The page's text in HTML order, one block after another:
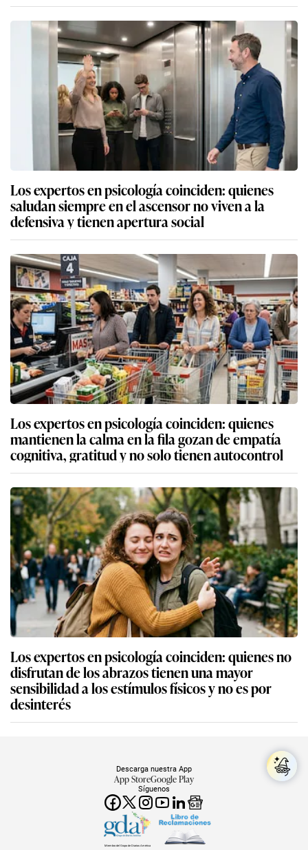
Los expertos en psicología coinciden: quienes
saludan siempre en el ascensor no viven a la
defensiva y tienen apertura social
Los expertos en psicología coinciden: quienes
mantienen la calma en la fila gozan de empatía
cognitiva, gratitud y no solo tienen autocontrol
Los expertos en psicología coinciden: quienes no
disfrutan de los abrazos tienen una mayor
sensibilidad a los estímulos físicos y no es por
desinterés
Síguenos
Descarga nuestra App
App StoreGoogle Play
Miembro del Grupo de Diarios América